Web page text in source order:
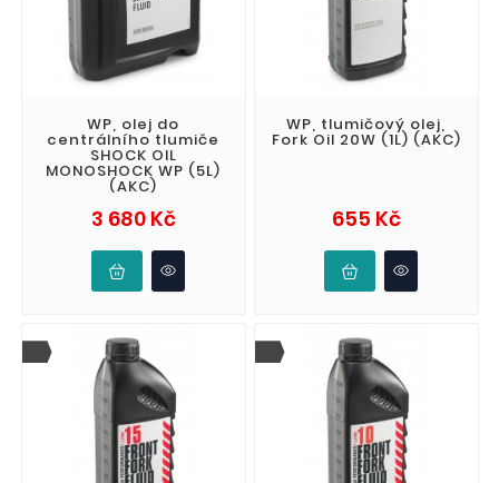
WP, olej do
centrálního tlumiče
SHOCK OIL
MONOSHOCK WP (5L)
(AKC)
3 680 KčCena
WP, tlumičový olej,
Fork Oil 20W (1L) (AKC)
655 KčCena